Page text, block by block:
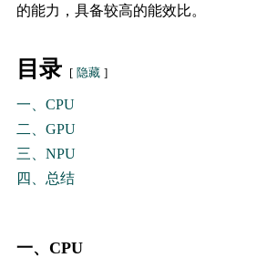
的能力，具备较高的能效比。
目录 隐藏
一、CPU
二、GPU
三、NPU
四、总结
一、CPU